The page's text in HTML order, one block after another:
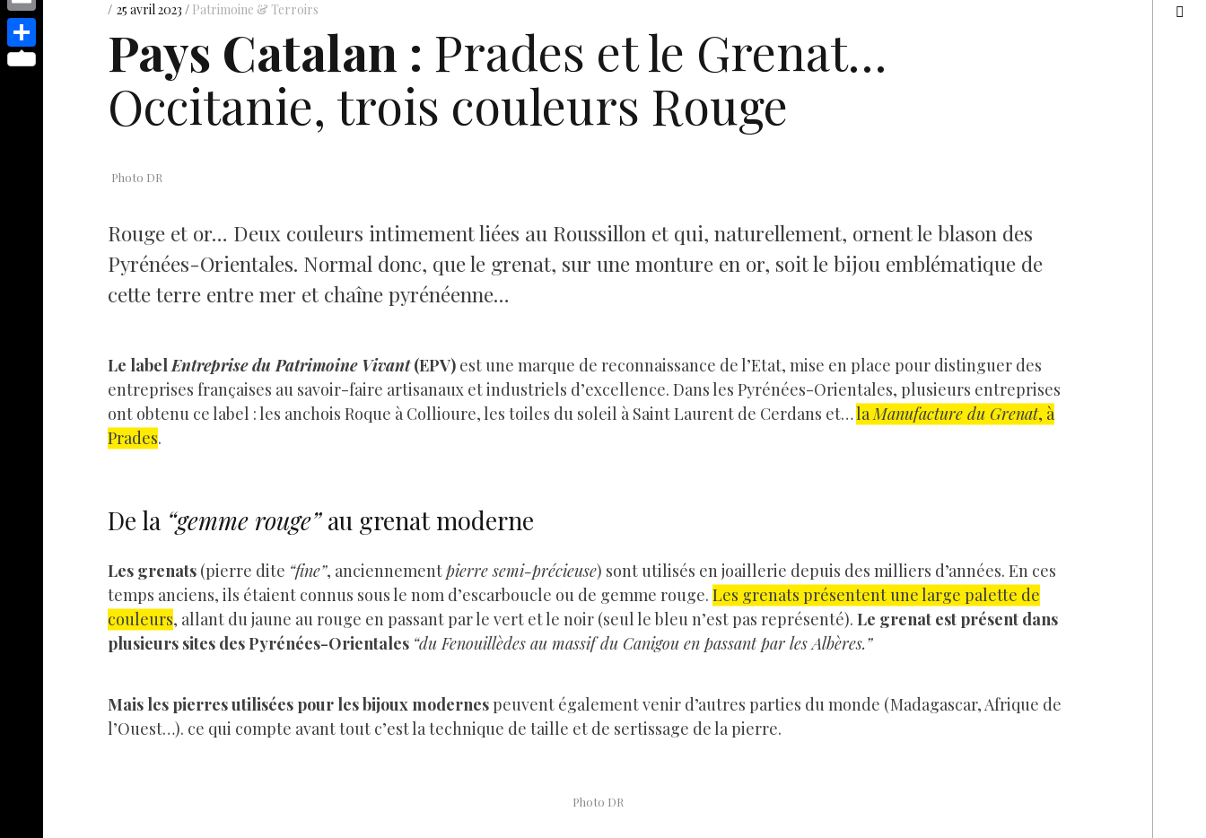
25 avril 2023 Patrimoine & Terroirs
Pays Catalan : Prades et le Grenat…
Occitanie, trois couleurs Rouge
Photo DR
Rouge et or… Deux couleurs intimement liées au Roussillon et qui, naturellement, ornent le blason des
Pyrénées-Orientales. Normal donc, que le grenat, sur une monture en or, soit le bijou emblématique de
cette terre entre mer et chaîne pyrénéenne…
Le labelEntreprise du Patrimoine Vivant(EPV) est une marque de reconnaissance de l’Etat, mise en place pour distinguer des
entreprises françaises au savoir-faire artisanaux et industriels d’excellence. Dans les Pyrénées-Orientales, plusieurs entreprises
ont obtenu ce label : les anchois Roque à Collioure, les toiles du soleil à Saint Laurent de Cerdans et…laManufacture du Grenat, à
Prades.
De la “gemme rouge”au grenat moderne
Les grenats (pierre dite “fine”, anciennementpierre semi-précieuse) sont utilisés en joaillerie depuis des milliers d’années. En ces
temps anciens, ils étaient connus sous le nom d’escarboucle ou de gemme rouge. Les grenats présentent une large palette de
couleurs, allant du jaune au rouge en passant par le vert et le noir (seul le bleu n’est pas représenté). Le grenat est présent dans
plusieurs sites des Pyrénées-Orientales “du Fenouillèdes au massif du Canigou en passant par les Albères.”
Mais les pierres utilisées pour les bijoux modernespeuvent également venir d’autres parties du monde (Madagascar, Afrique de
l’Ouest…). ce qui compte avant tout c’est la technique de taille et de sertissage de la pierre.
Photo DR
p
e
s
d
I
e
n
y
p
e
o
p
E
m
S